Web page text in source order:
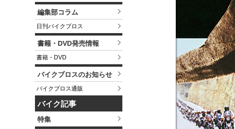
編集部コラム
日刊バイクブロス
書籍・DVD発売情報
書籍・DVD
バイクブロスのお知らせ
バイクブロス通販
バイク記事
特集